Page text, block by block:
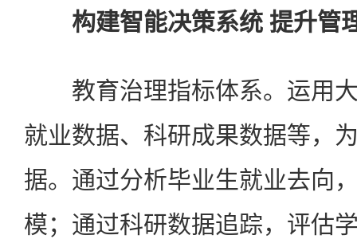
构建智能决策系统 提升管
教育治理指标体系。运用大
就业数据、科研成果数据等，
据。通过分析毕业生就业去向
模；通过科研数据追踪，评估